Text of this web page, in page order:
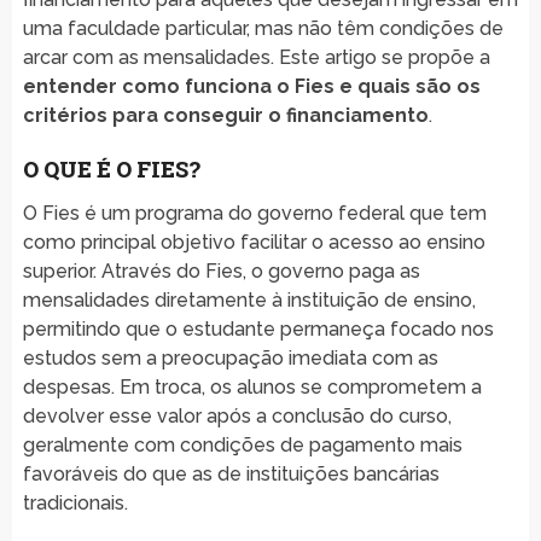
uma faculdade particular, mas não têm condições de
arcar com as mensalidades. Este artigo se propõe a
entender como funciona o Fies e quais são os
critérios para conseguir o financiamento.
O QUE É O FIES?
O Fies é um programa do governo federal que tem
como principal objetivo facilitar o acesso ao ensino
superior. Através do Fies, o governo paga as
mensalidades diretamente à instituição de ensino,
permitindo que o estudante permaneça focado nos
estudos sem a preocupação imediata com as
despesas. Em troca, os alunos se comprometem a
devolver esse valor após a conclusão do curso,
geralmente com condições de pagamento mais
favoráveis do que as de instituições bancárias
tradicionais.